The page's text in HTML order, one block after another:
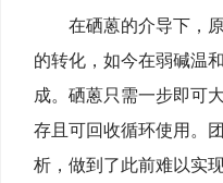
在硒蒽的介导下，
的转化，如今在弱碱温
成。硒蒽只需一步即可
存且可回收循环使用。
析，做到了此前难以实